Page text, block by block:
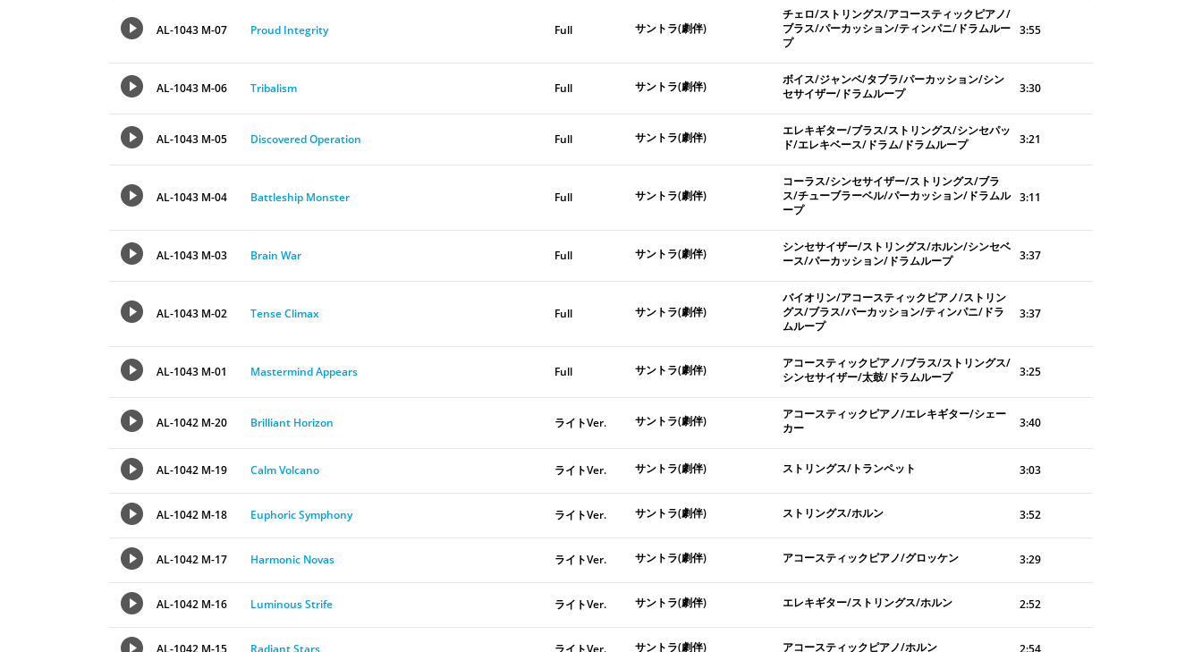
AL-1043 M-07 Proud Integrity Full サントラ(劇伴)
チェロ/ストリングス/アコースティックピアノ/
ブラス/パーカッション/ティンパニ/ドラムルー
プ
3:55
AL-1043 M-06 Tribalism Full サントラ(劇伴)
ボイス/ジャンベ/タブラ/パーカッション/シン
セサイザー/ドラムループ
3:30
AL-1043 M-05 Discovered Operation Full サントラ(劇伴)
エレキギター/ブラス/ストリングス/シンセパッ
ド/エレキベース/ドラム/ドラムループ
3:21
AL-1043 M-04 Battleship Monster Full サントラ(劇伴)
コーラス/シンセサイザー/ストリングス/ブラ
ス/チューブラーベル/パーカッション/ドラムル
ープ
3:11
AL-1043 M-03 Brain War Full サントラ(劇伴)
シンセサイザー/ストリングス/ホルン/シンセベ
ース/パーカッション/ドラムループ
3:37
AL-1043 M-02 Tense Climax Full サントラ(劇伴)
バイオリン/アコースティックピアノ/ストリン
グス/ブラス/パーカッション/ティンパニ/ドラ
ムループ
3:37
AL-1043 M-01 Mastermind Appears Full サントラ(劇伴)
アコースティックピアノ/ブラス/ストリングス/
シンセサイザー/太鼓/ドラムループ
3:25
AL-1042 M-20 Brilliant Horizon ライトVer. サントラ(劇伴)
アコースティックピアノ/エレキギター/シェー
カー
3:40
AL-1042 M-19 Calm Volcano ライトVer. サントラ(劇伴) ストリングス/トランペット 3:03
AL-1042 M-18 Euphoric Symphony ライトVer. サントラ(劇伴) ストリングス/ホルン 3:52
AL-1042 M-17 Harmonic Novas ライトVer. サントラ(劇伴) アコースティックピアノ/グロッケン 3:29
AL-1042 M-16 Luminous Strife ライトVer. サントラ(劇伴) エレキギター/ストリングス/ホルン 2:52
AL-1042 M-15 Radiant Stars ライトVer. サントラ(劇伴) アコースティックピアノ/ホルン 2:54